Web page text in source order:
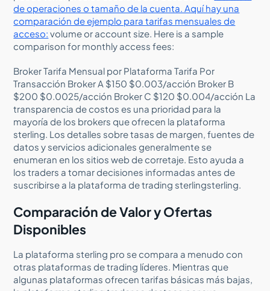
de operaciones o tamaño de la cuenta. Aquí hay una
comparación de ejemplo para tarifas mensuales de
acceso: volume or account size. Here is a sample
comparison for monthly access fees:
Broker Tarifa Mensual por Plataforma Tarifa Por
Transacción Broker A $150 $0.003/acción Broker B
$200 $0.0025/acción Broker C $120 $0.004/acción La
transparencia de costos es una prioridad para la
mayoría de los brokers que ofrecen la plataforma
sterling. Los detalles sobre tasas de margen, fuentes de
datos y servicios adicionales generalmente se
enumeran en los sitios web de corretaje. Esto ayuda a
los traders a tomar decisiones informadas antes de
suscribirse a la plataforma de trading sterlingsterling.
Comparación de Valor y Ofertas
Disponibles
La plataforma sterling pro se compara a menudo con
otras plataformas de trading líderes. Mientras que
algunas plataformas ofrecen tarifas básicas más bajas,